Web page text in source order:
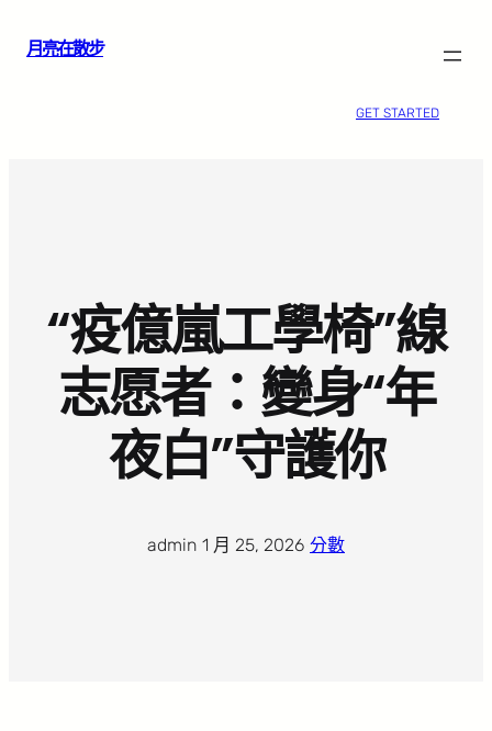
月亮在散步
GET STARTED
“疫億嵐工學椅”線
志愿者：變身“年
夜白”守護你
admin 1 月 25, 2026 分數